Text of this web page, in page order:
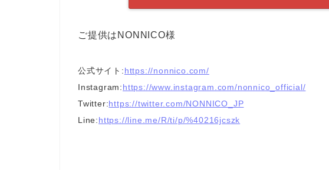
ご提供はNONNICO様
公式サイト:https://nonnico.com/
Instagram:https://www.instagram.com/nonnico_official/
Twitter:https://twitter.com/NONNICO_JP
Line:https://line.me/R/ti/p/%40216jcszk